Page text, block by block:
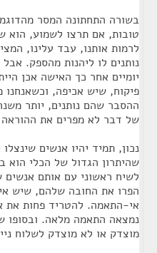
בשורה התחתונה המסר
טובות, אם תרצו לשמוע, הוא
לרמות אותנו, עבד עלינו,
נותנים לו ליהנות מהספק.
יומיים אחר כך האישה אכן
פיקוח, שיש אכיפה,
ההסבר שהם נותנים, יותר
של דבר לא מפרים את
נכון, תמיד יהיו אנשים
שהיתרון הגדול של הכלי הוא
לשיח ראשוני עם אותם
הפרו את החובה שלהם, שיש
אי-התאמה. להטריד פחות את
נמצאה התאמה מלאה.
מוצדק או לא מוצדק לשלוח